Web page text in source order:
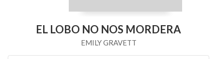
EL LOBO NO NOS MORDERA
EMILY GRAVETT